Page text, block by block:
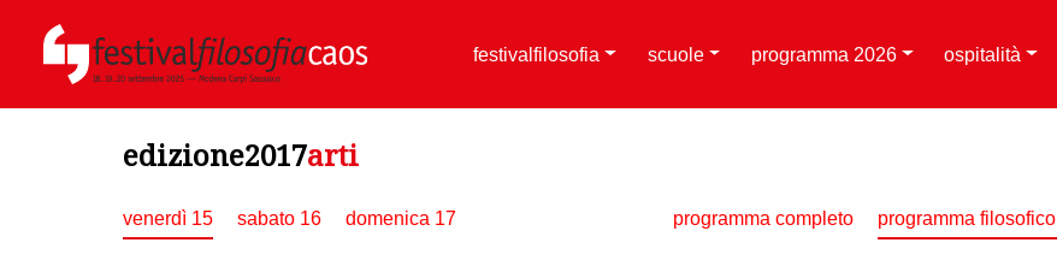
festivalfilosofia scuole programma 2026 ospitalità
edizione2017arti
venerdì 15 sabato 16 domenica 17 programma completo programma filosofico